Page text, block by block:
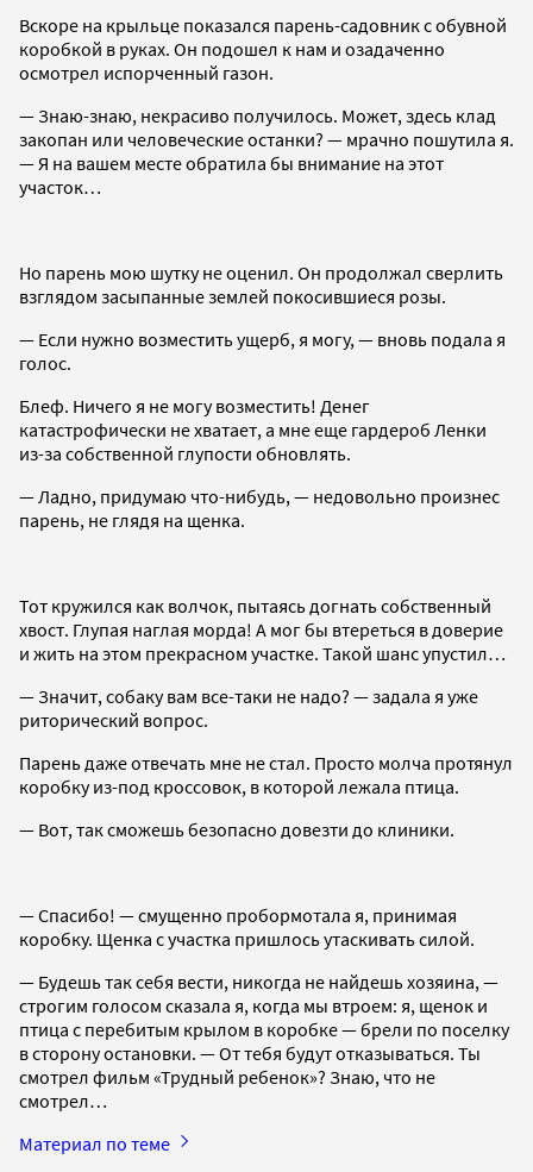
Вскоре на крыльце показался парень-садовник с обувной
коробкой в руках. Он подошел к нам и озадаченно
осмотрел испорченный газон.
— Знаю-знаю, некрасиво получилось. Может, здесь клад
закопан или человеческие останки? — мрачно пошутила я.
— Я на вашем месте обратила бы внимание на этот
участок…
Но парень мою шутку не оценил. Он продолжал сверлить
взглядом засыпанные землей покосившиеся розы.
— Если нужно возместить ущерб, я могу, — вновь подала я
голос.
Блеф. Ничего я не могу возместить! Денег
катастрофически не хватает, а мне еще гардероб Ленки
из-за собственной глупости обновлять.
— Ладно, придумаю что-нибудь, — недовольно произнес
парень, не глядя на щенка.
Тот кружился как волчок, пытаясь догнать собственный
хвост. Глупая наглая морда! А мог бы втереться в доверие
и жить на этом прекрасном участке. Такой шанс упустил…
— Значит, собаку вам все-таки не надо? — задала я уже
риторический вопрос.
Парень даже отвечать мне не стал. Просто молча протянул
коробку из-под кроссовок, в которой лежала птица.
— Вот, так сможешь безопасно довезти до клиники.
— Спасибо! — смущенно пробормотала я, принимая
коробку. Щенка с участка пришлось утаскивать силой.
— Будешь так себя вести, никогда не найдешь хозяина, —
строгим голосом сказала я, когда мы втроем: я, щенок и
птица с перебитым крылом в коробке — брели по поселку
в сторону остановки. — От тебя будут отказываться. Ты
смотрел фильм «Трудный ребенок»? Знаю, что не
смотрел…
Материал по теме